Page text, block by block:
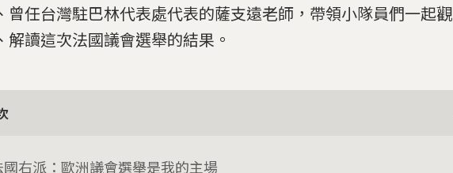
曾任台灣駐巴林代表處代表的薩支遠老師，帶領小隊員們一起觀
解讀這次法國議會選舉的結果。
國右派：歐洲議會選舉是我的主場